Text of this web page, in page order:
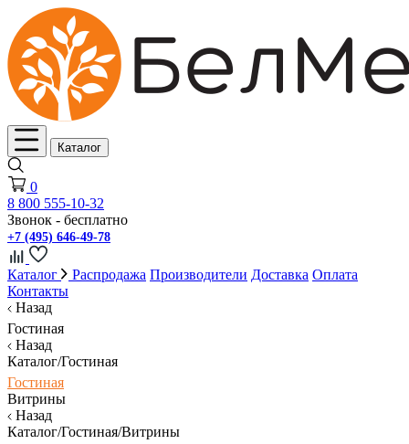
Каталог
0
8 800 555-10-32
Звонок - бесплатно
+7 (495) 646-49-78
Каталог Распродажа Производители Доставка Оплата
Контакты
Назад
Гостиная
Назад
Каталог/Гостиная
Гостиная
Витрины
Назад
Каталог/Гостиная/Витрины